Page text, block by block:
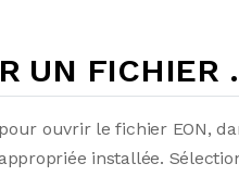
UN FICHIER
ouvrir le fichier EON,
installée.